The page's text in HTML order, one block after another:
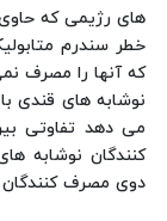
های رژیمی که
خطر سندرم
که آنها را مصرف
نوشابه های قندی
می دهد تفاوتی
کنندگان نوشابه
دوی مصرف